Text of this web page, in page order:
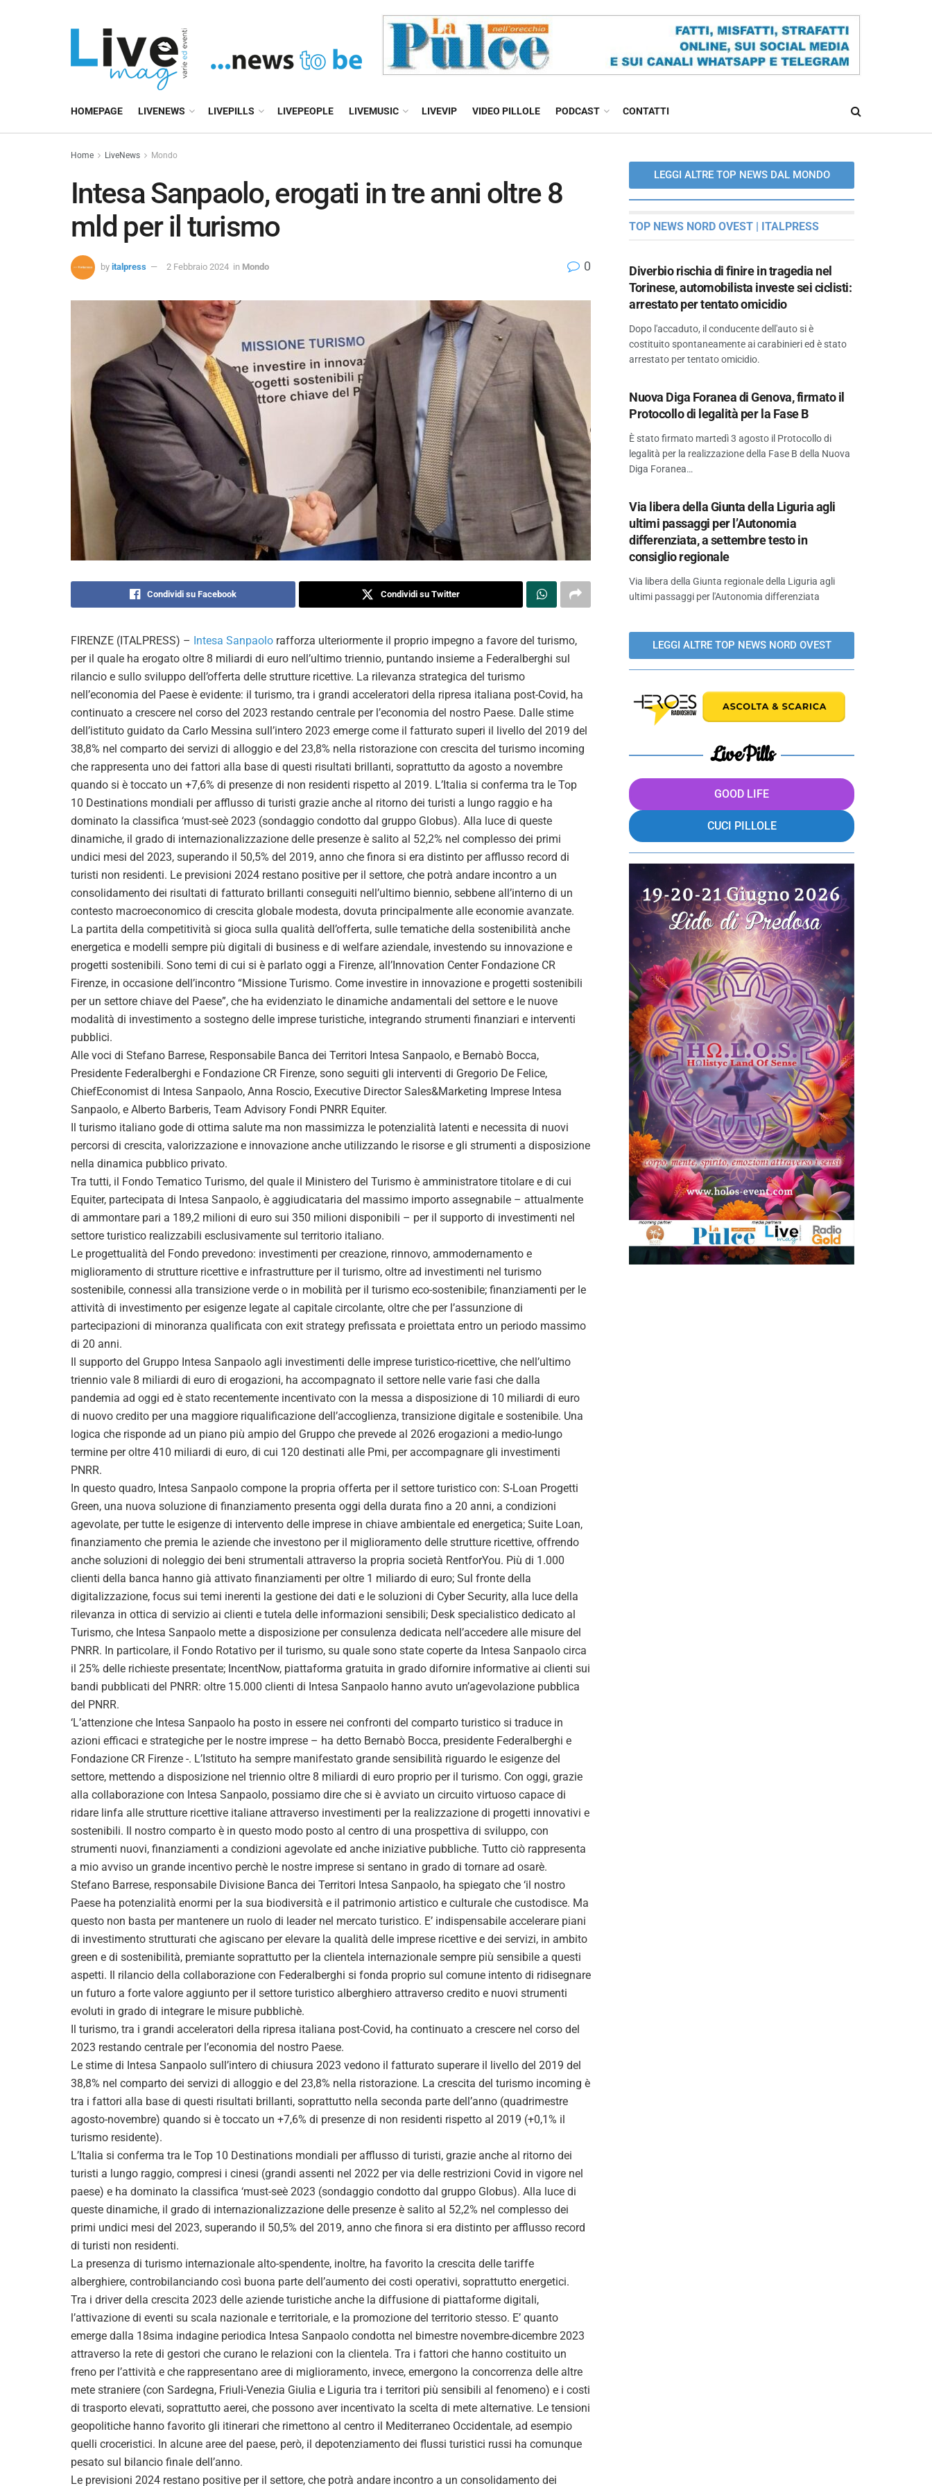
HOMEPAGE LIVENEWS LIVEPILLS LIVEPEOPLE LIVEMUSIC LIVEVIP VIDEO PILLOLE PODCAST CONTATTI
Home LiveNews Mondo
Intesa Sanpaolo, erogati in tre anni oltre 8
mld per il turismo
by italpress 2 Febbraio 2024 in Mondo 0
Condividi su Facebook Condividi su Twitter
FIRENZE (ITALPRESS) – Intesa Sanpaolo rafforza ulteriormente il proprio impegno a favore del turismo,
per il quale ha erogato oltre 8 miliardi di euro nell’ultimo triennio, puntando insieme a Federalberghi sul
rilancio e sullo sviluppo dell’offerta delle strutture ricettive. La rilevanza strategica del turismo
nell’economia del Paese è evidente: il turismo, tra i grandi acceleratori della ripresa italiana post-Covid, ha
continuato a crescere nel corso del 2023 restando centrale per l’economia del nostro Paese. Dalle stime
dell’istituto guidato da Carlo Messina sull’intero 2023 emerge come il fatturato superi il livello del 2019 del
38,8% nel comparto dei servizi di alloggio e del 23,8% nella ristorazione con crescita del turismo incoming
che rappresenta uno dei fattori alla base di questi risultati brillanti, soprattutto da agosto a novembre
quando si è toccato un +7,6% di presenze di non residenti rispetto al 2019. L’Italia si conferma tra le Top
10 Destinations mondiali per afflusso di turisti grazie anche al ritorno dei turisti a lungo raggio e ha
dominato la classifica ‘must-seè 2023 (sondaggio condotto dal gruppo Globus). Alla luce di queste
dinamiche, il grado di internazionalizzazione delle presenze è salito al 52,2% nel complesso dei primi
undici mesi del 2023, superando il 50,5% del 2019, anno che finora si era distinto per afflusso record di
turisti non residenti. Le previsioni 2024 restano positive per il settore, che potrà andare incontro a un
consolidamento dei risultati di fatturato brillanti conseguiti nell’ultimo biennio, sebbene all’interno di un
contesto macroeconomico di crescita globale modesta, dovuta principalmente alle economie avanzate.
La partita della competitività si gioca sulla qualità dell’offerta, sulle tematiche della sostenibilità anche
energetica e modelli sempre più digitali di business e di welfare aziendale, investendo su innovazione e
progetti sostenibili. Sono temi di cui si è parlato oggi a Firenze, all’Innovation Center Fondazione CR
Firenze, in occasione dell’incontro “Missione Turismo. Come investire in innovazione e progetti sostenibili
per un settore chiave del Paese”, che ha evidenziato le dinamiche andamentali del settore e le nuove
modalità di investimento a sostegno delle imprese turistiche, integrando strumenti finanziari e interventi
pubblici.
Alle voci di Stefano Barrese, Responsabile Banca dei Territori Intesa Sanpaolo, e Bernabò Bocca,
Presidente Federalberghi e Fondazione CR Firenze, sono seguiti gli interventi di Gregorio De Felice,
ChiefEconomist di Intesa Sanpaolo, Anna Roscio, Executive Director Sales&Marketing Imprese Intesa
Sanpaolo, e Alberto Barberis, Team Advisory Fondi PNRR Equiter.
Il turismo italiano gode di ottima salute ma non massimizza le potenzialità latenti e necessita di nuovi
percorsi di crescita, valorizzazione e innovazione anche utilizzando le risorse e gli strumenti a disposizione
nella dinamica pubblico privato.
Tra tutti, il Fondo Tematico Turismo, del quale il Ministero del Turismo è amministratore titolare e di cui
Equiter, partecipata di Intesa Sanpaolo, è aggiudicataria del massimo importo assegnabile – attualmente
di ammontare pari a 189,2 milioni di euro sui 350 milioni disponibili – per il supporto di investimenti nel
settore turistico realizzabili esclusivamente sul territorio italiano.
Le progettualità del Fondo prevedono: investimenti per creazione, rinnovo, ammodernamento e
miglioramento di strutture ricettive e infrastrutture per il turismo, oltre ad investimenti nel turismo
sostenibile, connessi alla transizione verde o in mobilità per il turismo eco-sostenibile; finanziamenti per le
attività di investimento per esigenze legate al capitale circolante, oltre che per l’assunzione di
partecipazioni di minoranza qualificata con exit strategy prefissata e proiettata entro un periodo massimo
di 20 anni.
Il supporto del Gruppo Intesa Sanpaolo agli investimenti delle imprese turistico-ricettive, che nell’ultimo
triennio vale 8 miliardi di euro di erogazioni, ha accompagnato il settore nelle varie fasi che dalla
pandemia ad oggi ed è stato recentemente incentivato con la messa a disposizione di 10 miliardi di euro
di nuovo credito per una maggiore riqualificazione dell’accoglienza, transizione digitale e sostenibile. Una
logica che risponde ad un piano più ampio del Gruppo che prevede al 2026 erogazioni a medio-lungo
termine per oltre 410 miliardi di euro, di cui 120 destinati alle Pmi, per accompagnare gli investimenti
PNRR.
In questo quadro, Intesa Sanpaolo compone la propria offerta per il settore turistico con: S-Loan Progetti
Green, una nuova soluzione di finanziamento presenta oggi della durata fino a 20 anni, a condizioni
agevolate, per tutte le esigenze di intervento delle imprese in chiave ambientale ed energetica; Suite Loan,
finanziamento che premia le aziende che investono per il miglioramento delle strutture ricettive, offrendo
anche soluzioni di noleggio dei beni strumentali attraverso la propria società RentforYou. Più di 1.000
clienti della banca hanno già attivato finanziamenti per oltre 1 miliardo di euro; Sul fronte della
digitalizzazione, focus sui temi inerenti la gestione dei dati e le soluzioni di Cyber Security, alla luce della
rilevanza in ottica di servizio ai clienti e tutela delle informazioni sensibili; Desk specialistico dedicato al
Turismo, che Intesa Sanpaolo mette a disposizione per consulenza dedicata nell’accedere alle misure del
PNRR. In particolare, il Fondo Rotativo per il turismo, su quale sono state coperte da Intesa Sanpaolo circa
il 25% delle richieste presentate; IncentNow, piattaforma gratuita in grado difornire informative ai clienti sui
bandi pubblicati del PNRR: oltre 15.000 clienti di Intesa Sanpaolo hanno avuto un’agevolazione pubblica
del PNRR.
‘L’attenzione che Intesa Sanpaolo ha posto in essere nei confronti del comparto turistico si traduce in
azioni efficaci e strategiche per le nostre imprese – ha detto Bernabò Bocca, presidente Federalberghi e
Fondazione CR Firenze -. L’Istituto ha sempre manifestato grande sensibilità riguardo le esigenze del
settore, mettendo a disposizione nel triennio oltre 8 miliardi di euro proprio per il turismo. Con oggi, grazie
alla collaborazione con Intesa Sanpaolo, possiamo dire che si è avviato un circuito virtuoso capace di
ridare linfa alle strutture ricettive italiane attraverso investimenti per la realizzazione di progetti innovativi e
sostenibili. Il nostro comparto è in questo modo posto al centro di una prospettiva di sviluppo, con
strumenti nuovi, finanziamenti a condizioni agevolate ed anche iniziative pubbliche. Tutto ciò rappresenta
a mio avviso un grande incentivo perchè le nostre imprese si sentano in grado di tornare ad osarè.
Stefano Barrese, responsabile Divisione Banca dei Territori Intesa Sanpaolo, ha spiegato che ‘il nostro
Paese ha potenzialità enormi per la sua biodiversità e il patrimonio artistico e culturale che custodisce. Ma
questo non basta per mantenere un ruolo di leader nel mercato turistico. E’ indispensabile accelerare piani
di investimento strutturati che agiscano per elevare la qualità delle imprese ricettive e dei servizi, in ambito
green e di sostenibilità, premiante soprattutto per la clientela internazionale sempre più sensibile a questi
aspetti. Il rilancio della collaborazione con Federalberghi si fonda proprio sul comune intento di ridisegnare
un futuro a forte valore aggiunto per il settore turistico alberghiero attraverso credito e nuovi strumenti
evoluti in grado di integrare le misure pubblichè.
Il turismo, tra i grandi acceleratori della ripresa italiana post-Covid, ha continuato a crescere nel corso del
2023 restando centrale per l’economia del nostro Paese.
Le stime di Intesa Sanpaolo sull’intero di chiusura 2023 vedono il fatturato superare il livello del 2019 del
38,8% nel comparto dei servizi di alloggio e del 23,8% nella ristorazione. La crescita del turismo incoming è
tra i fattori alla base di questi risultati brillanti, soprattutto nella seconda parte dell’anno (quadrimestre
agosto-novembre) quando si è toccato un +7,6% di presenze di non residenti rispetto al 2019 (+0,1% il
turismo residente).
L’Italia si conferma tra le Top 10 Destinations mondiali per afflusso di turisti, grazie anche al ritorno dei
turisti a lungo raggio, compresi i cinesi (grandi assenti nel 2022 per via delle restrizioni Covid in vigore nel
paese) e ha dominato la classifica ‘must-seè 2023 (sondaggio condotto dal gruppo Globus). Alla luce di
queste dinamiche, il grado di internazionalizzazione delle presenze è salito al 52,2% nel complesso dei
primi undici mesi del 2023, superando il 50,5% del 2019, anno che finora si era distinto per afflusso record
di turisti non residenti.
La presenza di turismo internazionale alto-spendente, inoltre, ha favorito la crescita delle tariffe
alberghiere, controbilanciando così buona parte dell’aumento dei costi operativi, soprattutto energetici.
Tra i driver della crescita 2023 delle aziende turistiche anche la diffusione di piattaforme digitali,
l’attivazione di eventi su scala nazionale e territoriale, e la promozione del territorio stesso. E’ quanto
emerge dalla 18sima indagine periodica Intesa Sanpaolo condotta nel bimestre novembre-dicembre 2023
attraverso la rete di gestori che curano le relazioni con la clientela. Tra i fattori che hanno costituito un
freno per l’attività e che rappresentano aree di miglioramento, invece, emergono la concorrenza delle altre
mete straniere (con Sardegna, Friuli-Venezia Giulia e Liguria tra i territori più sensibili al fenomeno) e i costi
di trasporto elevati, soprattutto aerei, che possono aver incentivato la scelta di mete alternative. Le tensioni
geopolitiche hanno favorito gli itinerari che rimettono al centro il Mediterraneo Occidentale, ad esempio
quelli croceristici. In alcune aree del paese, però, il depotenziamento dei flussi turistici russi ha comunque
pesato sul bilancio finale dell’anno.
Le previsioni 2024 restano positive per il settore, che potrà andare incontro a un consolidamento dei
LEGGI ALTRE TOP NEWS DAL MONDO
TOP NEWS NORD OVEST | ITALPRESS
Diverbio rischia di finire in tragedia nel
Torinese, automobilista investe sei ciclisti:
arrestato per tentato omicidio
Dopo l'accaduto, il conducente dell'auto si è
costituito spontaneamente ai carabinieri ed è stato
arrestato per tentato omicidio.
Nuova Diga Foranea di Genova, firmato il
Protocollo di legalità per la Fase B
È stato firmato martedì 3 agosto il Protocollo di
legalità per la realizzazione della Fase B della Nuova
Diga Foranea…
Via libera della Giunta della Liguria agli
ultimi passaggi per l’Autonomia
differenziata, a settembre testo in
consiglio regionale
Via libera della Giunta regionale della Liguria agli
ultimi passaggi per l'Autonomia differenziata
LEGGI ALTRE TOP NEWS NORD OVEST
LivePills
GOOD LIFE
CUCI PILLOLE